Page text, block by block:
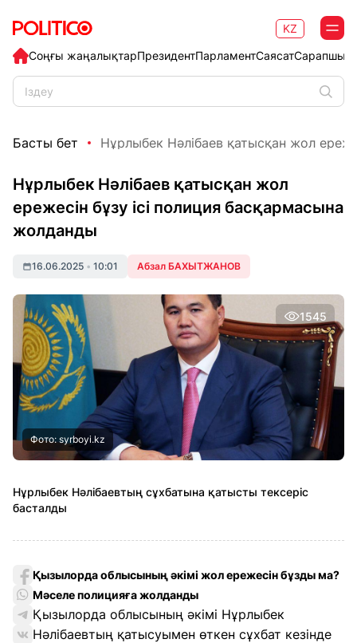
Соңғы жаңалықтарПрезидентПарламентСаясат
KZ
Басты бет Нұрлыбек Нәлібаев қатысқан жол
Нұрлыбек Нәлібаев қатысқан жол
ережесін бұзу ісі полиция басқармасына
жолданды
16.06.2025 • 10:01 Абзал БАХЫТЖАНОВ
1545
Фото: syrboyi.kz
Нұрлыбек Нәлібаевтың сұхбатына қатысты тексеріс
басталды
Қызылорда облысының әкімі жол ережесін бұзды ма?
Мәселе полицияға жолданды
Қызылорда облысының әкімі Нұрлыбек
Нәлібаевтың қатысуымен өткен сұхбат кезінде